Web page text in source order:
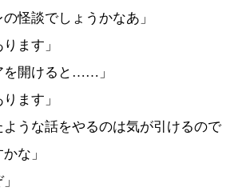
の怪談でしょうかなあ」
ます」
を開けると……」
ます」
ような話をやるのは気が引けるので
な」